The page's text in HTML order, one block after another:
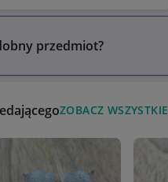
ZOBACZ WSZYSTKIE
przedmiot?